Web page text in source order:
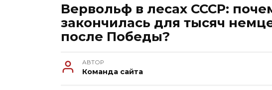
Вервольф в лесах СССР:
закончилась для тысяч
после Победы?
АВТОР
Команда сайта